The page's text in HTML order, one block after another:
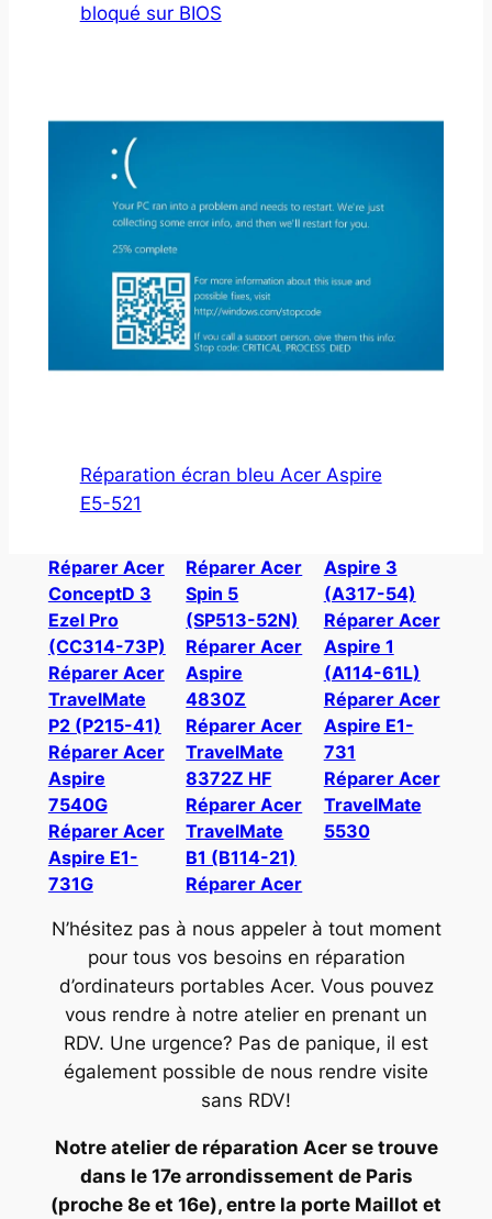
bloqué sur BIOS
Réparation écran bleu Acer Aspire
E5-521
Réparer Acer
ConceptD 3
Ezel Pro
(CC314-73P)
Réparer Acer
TravelMate
P2 (P215-41)
Réparer Acer
Aspire
7540G
Réparer Acer
Aspire E1-
731G
Réparer Acer
Spin 5
(SP513-52N)
Réparer Acer
Aspire
4830Z
Réparer Acer
TravelMate
8372Z HF
Réparer Acer
TravelMate
B1 (B114-21)
Réparer Acer
Aspire 3
(A317-54)
Réparer Acer
Aspire 1
(A114-61L)
Réparer Acer
Aspire E1-
731
Réparer Acer
TravelMate
5530
N’hésitez pas à nous appeler à tout moment
pour tous vos besoins en réparation
d’ordinateurs portables Acer. Vous pouvez
vous rendre à notre atelier en prenant un
RDV. Une urgence? Pas de panique, il est
également possible de nous rendre visite
sans RDV!
Notre atelier de réparation Acer se trouve
dans le 17e arrondissement de Paris
(proche 8e et 16e), entre la porte Maillot et